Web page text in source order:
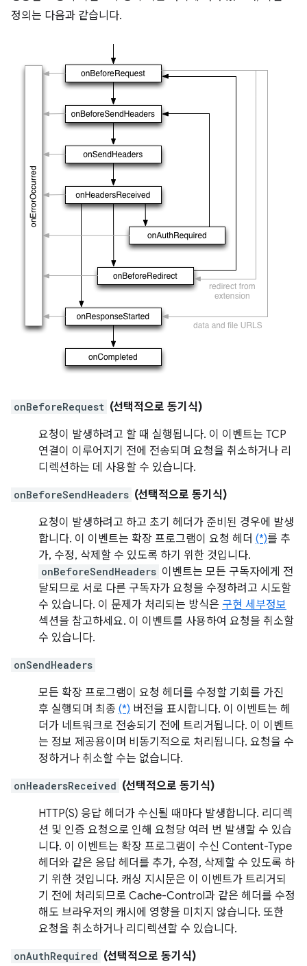
정의는 다음과 같습니다.
onBeforeRequest (선택적으로 동기식)
요청이 발생하려고 할 때 실행됩니다. 이 이벤트는 TCP
연결이 이루어지기 전에 전송되며 요청을 취소하거나 리
디렉션하는 데 사용할 수 있습니다.
onBeforeSendHeaders (선택적으로 동기식)
요청이 발생하려고 하고 초기 헤더가 준비된 경우에 발생
합니다. 이 이벤트는 확장 프로그램이 요청 헤더 (*)를 추
가, 수정, 삭제할 수 있도록 하기 위한 것입니다.
onBeforeSendHeaders 이벤트는 모든 구독자에게 전
달되므로 서로 다른 구독자가 요청을 수정하려고 시도할
수 있습니다. 이 문제가 처리되는 방식은 구현 세부정보
섹션을 참고하세요. 이 이벤트를 사용하여 요청을 취소할
수 있습니다.
onSendHeaders
모든 확장 프로그램이 요청 헤더를 수정할 기회를 가진
후 실행되며 최종 (*) 버전을 표시합니다. 이 이벤트는 헤
더가 네트워크로 전송되기 전에 트리거됩니다. 이 이벤트
는 정보 제공용이며 비동기적으로 처리됩니다. 요청을 수
정하거나 취소할 수는 없습니다.
onHeadersReceived (선택적으로 동기식)
HTTP(S) 응답 헤더가 수신될 때마다 발생합니다. 리디렉
션 및 인증 요청으로 인해 요청당 여러 번 발생할 수 있습
니다. 이 이벤트는 확장 프로그램이 수신 Content-Type
헤더와 같은 응답 헤더를 추가, 수정, 삭제할 수 있도록 하
기 위한 것입니다. 캐싱 지시문은 이 이벤트가 트리거되
기 전에 처리되므로 Cache-Control과 같은 헤더를 수정
해도 브라우저의 캐시에 영향을 미치지 않습니다. 또한
요청을 취소하거나 리디렉션할 수 있습니다.
onAuthRequired (선택적으로 동기식)